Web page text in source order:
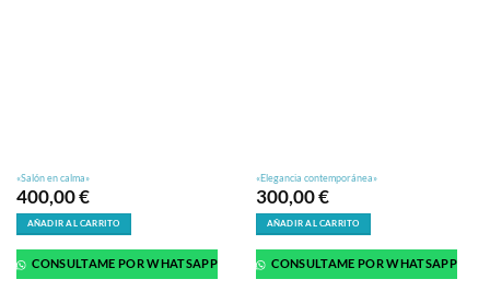
«Salón en calma»
400,00€
AÑADIR AL CARRITO
CONSULTAME POR WHATSAPP
«Elegancia contemporánea»
300,00€
AÑADIR AL CARRITO
CONSULTAME POR WHATSAPP